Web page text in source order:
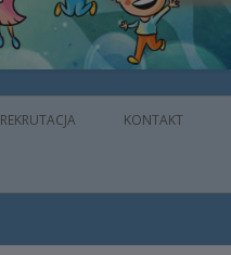
REKRUTACJA KONTAKT